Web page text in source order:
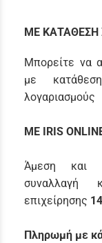
ΜΕ ΚΑΤΑΘΕΣΗ
Μπορείτε να
με
λογαριασμούς
ME IRIS
Άμεση και
επιχείρησης
Πληρωμή με